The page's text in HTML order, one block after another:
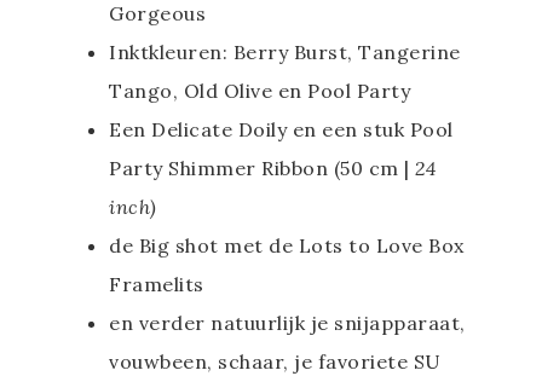
Gorgeous
Inktkleuren: Berry Burst, Tangerine
Tango, Old Olive en Pool Party
Een Delicate Doily en een stuk Pool
Party Shimmer Ribbon (50 cm | 24
inch)
de Big shot met de Lots to Love Box
Framelits
en verder natuurlijk je snijapparaat,
vouwbeen, schaar, je favoriete SU